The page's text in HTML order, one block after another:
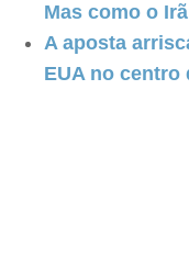
Mas como o
A aposta
EUA no centro